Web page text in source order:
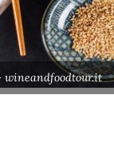
wineandfoodtour.it